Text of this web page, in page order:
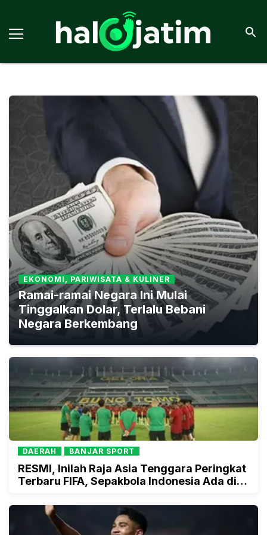
EKONOMI, PARIWISATA & KULINER
Ramai-ramai Negara Ini Mulai
Tinggalkan Dolar, Terlalu Bebani
Negara Berkembang
DAERAH BANJAR SPORT
RESMI, Inilah Raja Asia Tenggara Peringkat
Terbaru FIFA, Sepakbola Indonesia Ada di